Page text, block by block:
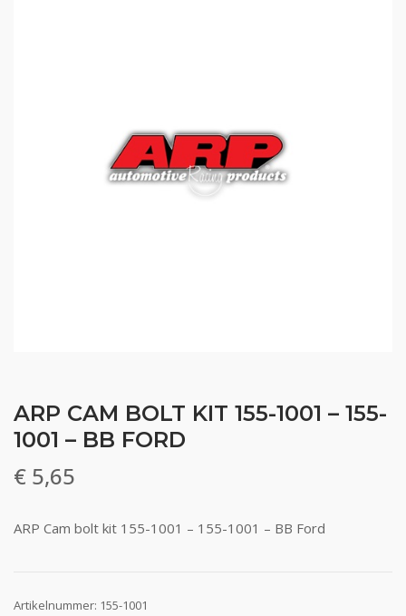
ARP CAM BOLT KIT 155-1001 – 155-
1001 – BB FORD
€ 5,65
ARP Cam bolt kit 155-1001 – 155-1001 – BB Ford
Artikelnummer: 155-1001